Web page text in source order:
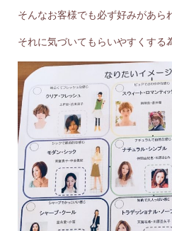
そんなお客様でも必ず好みがあら
それに気づいてもらいやすくする